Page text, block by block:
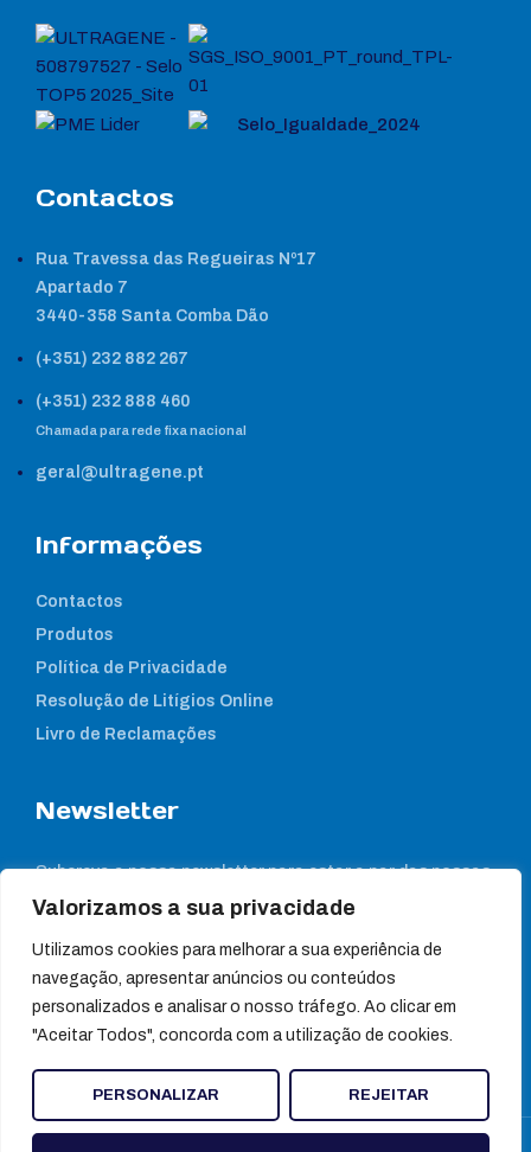
Valorizamos a sua privacidade
Utilizamos cookies para melhorar a sua experiência de
navegação, apresentar anúncios ou conteúdos
personalizados e analisar o nosso tráfego. Ao clicar em
"Aceitar Todos", concorda com a utilização de cookies.
PERSONALIZAR REJEITAR
Contactos
Rua Travessa das Regueiras Nº17
Apartado 7
3440-358 Santa Comba Dão
(+351) 232 882 267
(+351) 232 888 460
Chamada para rede fixa nacional
geral@ultragene.pt
Informações
Contactos
Produtos
Política de Privacidade
Resolução de Litígios Online
Livro de Reclamações
Newsletter
Subcreva a nossa newsletter para estar a par das nossas
notícias